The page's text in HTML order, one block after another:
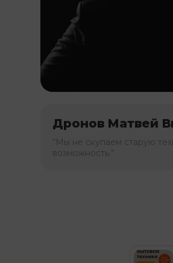
Дронов Матвей
“Мы не скупаем старую
возможность.”